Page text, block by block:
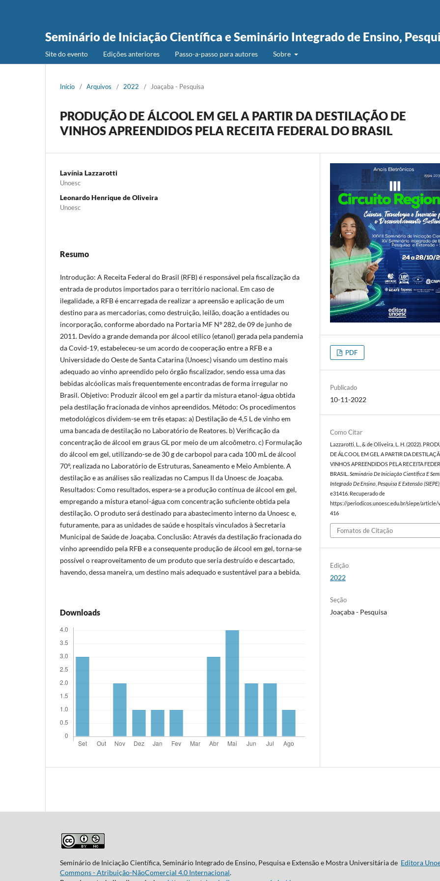
Seminário de Iniciação Científica e Seminário Integrado de Ensino,
Site do evento Edições anteriores Passo-a-passo para autores Sobre
Início / Arquivos / 2022 / Joaçaba - Pesquisa
PRODUÇÃO DE ÁLCOOL EM GEL A PARTIR DA DESTILAÇÃO DE
VINHOS APREENDIDOS PELA RECEITA FEDERAL DO BRASIL
Lavínia Lazzarotti
Unoesc
Leonardo Henrique de Oliveira
Unoesc
Resumo
Introdução: A Receita Federal do Brasil (RFB) é responsável pela fiscalização da
entrada de produtos importados para o território nacional. Em caso de
ilegalidade, a RFB é encarregada de realizar a apreensão e aplicação de um
destino para as mercadorias, como destruição, leilão, doação a entidades ou
incorporação, conforme abordado na Portaria MF Nº 282, de 09 de junho de
2011. Devido a grande demanda por álcool etílico (etanol) gerada pela pandemia
da Covid-19, estabeleceu-se um acordo de cooperação entre a RFB e a
Universidade do Oeste de Santa Catarina (Unoesc) visando um destino mais
adequado ao vinho apreendido pelo órgão fiscalizador, sendo essa uma das
bebidas alcóolicas mais frequentemente encontradas de forma irregular no
Brasil. Objetivo: Produzir álcool em gel a partir da mistura etanol-água obtida
pela destilação fracionada de vinhos apreendidos. Método: Os procedimentos
metodológicos dividem-se em três etapas: a) Destilação de 4,5 L de vinho em
uma bancada de destilação no Laboratório de Reatores. b) Verificação da
concentração de álcool em graus GL por meio de um alcoômetro. c) Formulação
do álcool em gel, utilizando-se de 30 g de carbopol para cada 100 mL de álcool
70°, realizada no Laboratório de Estruturas, Saneamento e Meio Ambiente. A
destilação e as análises são realizadas no Campus II da Unoesc de Joaçaba.
Resultados: Como resultados, espera-se a produção contínua de álcool em gel,
empregando a mistura etanol-água com concentração suficiente obtida pela
destilação. O produto será destinado para abastecimento interno da Unoesc e,
futuramente, para as unidades de saúde e hospitais vinculados à Secretaria
Municipal de Saúde de Joaçaba. Conclusão: Através da destilação fracionada do
vinho apreendido pela RFB e a consequente produção de álcool em gel, torna-se
possível o reaproveitamento de um produto que seria destruído e descartado,
havendo, dessa maneira, um destino mais adequado e sustentável para a bebida.
Downloads
PDF
Publicado
10-11-2022
Como Citar
Lazzarotti, L., & de Oliveira, L. H. (2022).
DE ÁLCOOL EM GEL A PARTIR DA
VINHOS APREENDIDOS PELA RECEITA
BRASIL.Seminário De Iniciação Científica E
Integrado De Ensino, Pesquisa E Extensão (SIEPE)
e31416. Recuperado de
https://periodicos.unoesc.edu.br/siepe/article/
416
Fomatos de Citação
Edição
2022
Seção
Joaçaba - Pesquisa
Seminário de Iniciação Científica, Seminário Integrado de Ensino, Pesquisa e Extensão e Mostra Universitária de Editora
Commons - Atribuição-NãoComercial 4.0 Internacional.